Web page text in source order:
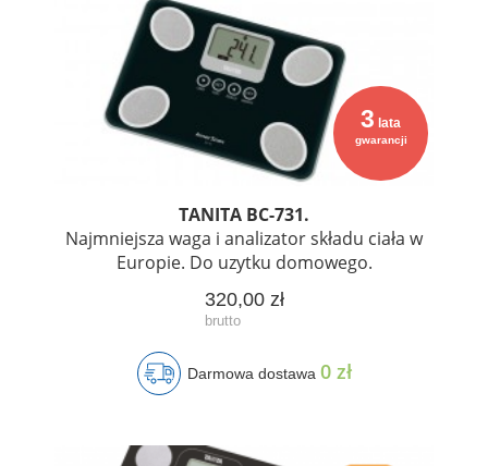
3 lata
gwarancji
TANITA BC-731.
Najmniejsza waga i analizator składu ciała w
Europie. Do uzytku domowego.
320,00 zł
Darmowa dostawa 0 zł